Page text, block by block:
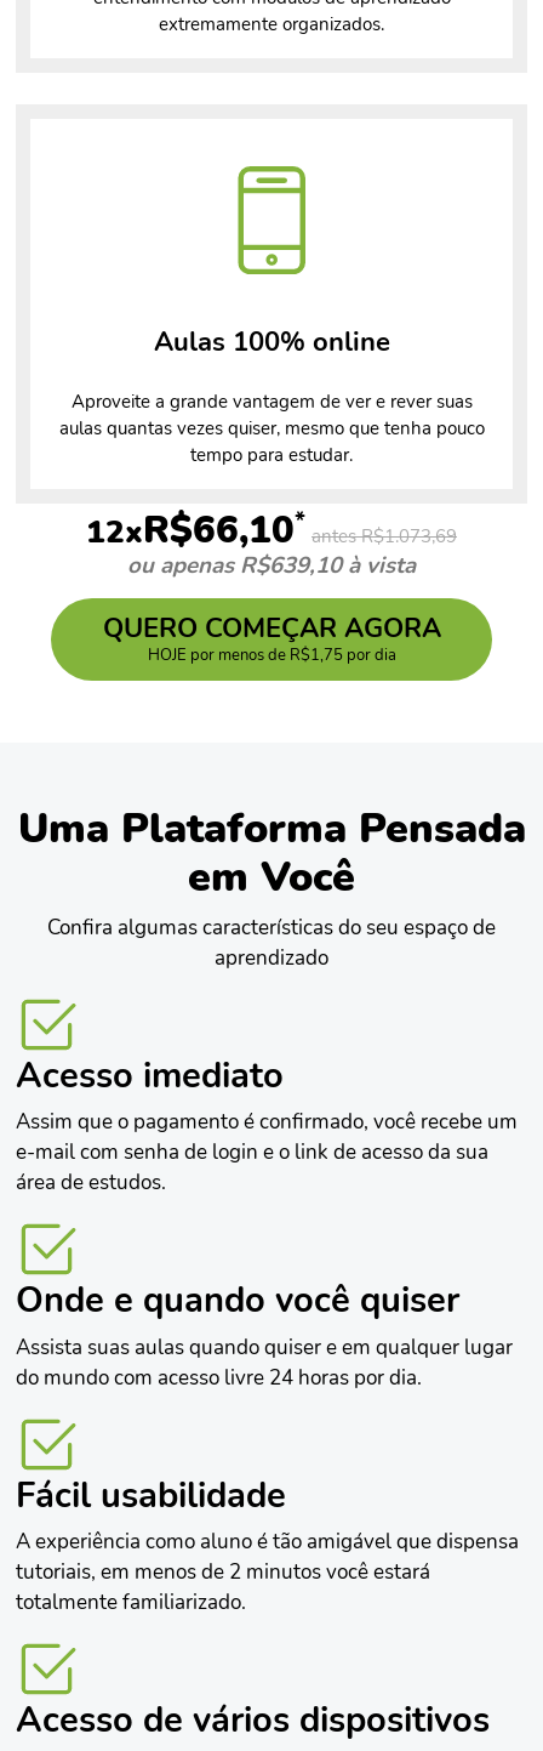
extremamente organizados.
Aulas 100% online
Aproveite a grande vantagem de ver e rever suas
aulas quantas vezes quiser, mesmo que tenha pouco
tempo para estudar.
12xR$66,10* antes R$1.073,69
ou apenas R$639,10 à vista
QUERO COMEÇAR AGORA
HOJE por menos de R$1,75 por dia
Uma Plataforma Pensada
em Você
Confira algumas características do seu espaço de
aprendizado
Acesso imediato
Assim que o pagamento é confirmado, você recebe um
e-mail com senha de login e o link de acesso da sua
área de estudos.
Onde e quando você quiser
Assista suas aulas quando quiser e em qualquer lugar
do mundo com acesso livre 24 horas por dia.
Fácil usabilidade
A experiência como aluno é tão amigável que dispensa
tutoriais, em menos de 2 minutos você estará
totalmente familiarizado.
Acesso de vários dispositivos